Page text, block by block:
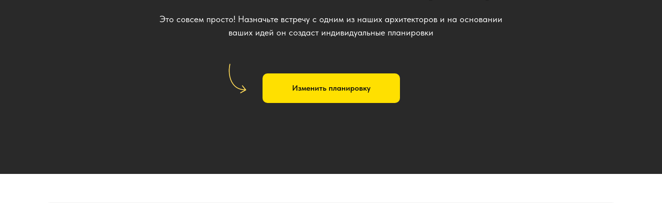
Это совсем просто! Назначьте встречу с одним из наших архитекторов и на основании
ваших идей он создаст индивидуальные планировки
Изменить планировку